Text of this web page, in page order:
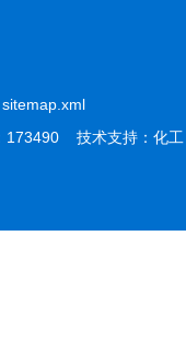
sitemap.xml
技术支持： 化工